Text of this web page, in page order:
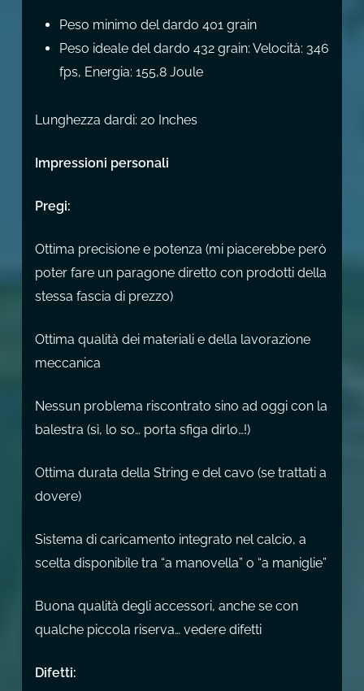
Peso minimo del dardo 401 grain
Peso ideale del dardo 432 grain: Velocità: 346
fps, Energia: 155,8 Joule
Lunghezza dardi: 20 Inches
Impressioni personali
Pregi:
Ottima precisione e potenza (mi piacerebbe però
poter fare un paragone diretto con prodotti della
stessa fascia di prezzo)
Ottima qualità dei materiali e della lavorazione
meccanica
Nessun problema riscontrato sino ad oggi con la
balestra (sì, lo so… porta sfiga dirlo…!)
Ottima durata della String e del cavo (se trattati a
dovere)
Sistema di caricamento integrato nel calcio, a
scelta disponibile tra “a manovella” o “a maniglie”
Buona qualità degli accessori, anche se con
qualche piccola riserva… vedere difetti
Difetti: